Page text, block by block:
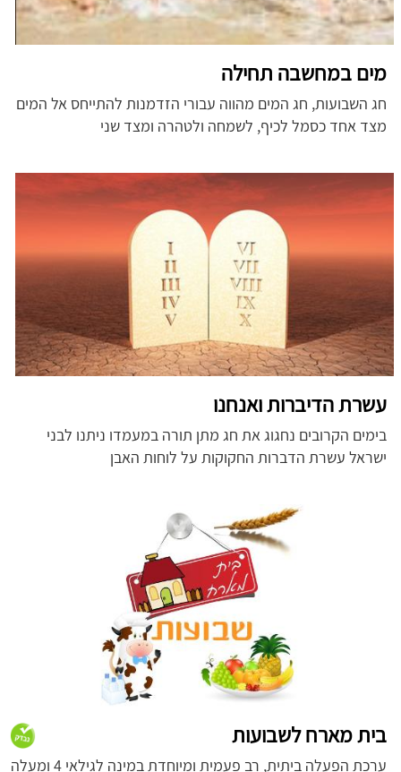
מים במחשבה תחילה
חג השבועות, חג המים מהווה עבורי הזדמנות להתייחס אל המים
מצד אחד כסמל לכיף, לשמחה ולטהרה ומצד שני
עשרת הדיברות ואנחנו
בימים הקרובים נחגוג את חג מתן תורה במעמדו ניתנו לבני
ישראל עשרת הדברות החקוקות על לוחות האבן
בית מארח לשבועות
ערכת הפעלה ביתית, רב פעמית ומיוחדת במינה לגילאי 4 ומעלה